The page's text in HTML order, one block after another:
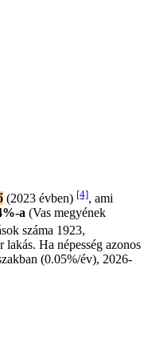
(2023 évben) [4], ami
a (Vas megyének
száma 1923,
Ha népesség azonos
(0.05%/év), 2026-